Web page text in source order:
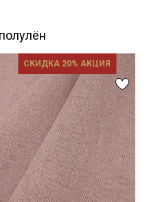
СКИДКА 20% АКЦИЯ